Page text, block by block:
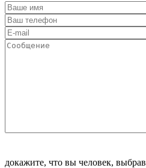
докажите, что вы человек, выбрав